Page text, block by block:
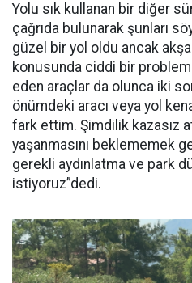
Yolu sık kullanan bir diğer
çağrıda bulunarak şunları
güzel bir yol oldu ancak
konusunda ciddi bir problem
eden araçlar da olunca iki
önümdeki aracı veya yol
fark ettim. Şimdilik kazasız
yaşanmasını beklememek
gerekli aydınlatma ve park
istiyoruz”dedi.